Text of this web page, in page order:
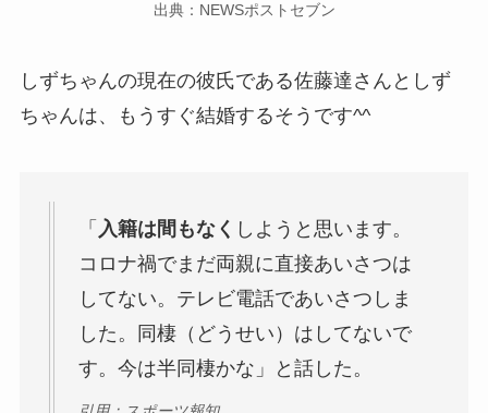
出典：NEWSポストセブン
しずちゃんの現在の彼氏である佐藤達さんとしず
ちゃんは、もうすぐ結婚するそうです^^
「 入籍は間もなく しようと思います。
コロナ禍でまだ両親に直接あいさつは
してない。テレビ電話であいさつしま
した。同棲（どうせい）はしてないで
す。今は半同棲かな」と話した。